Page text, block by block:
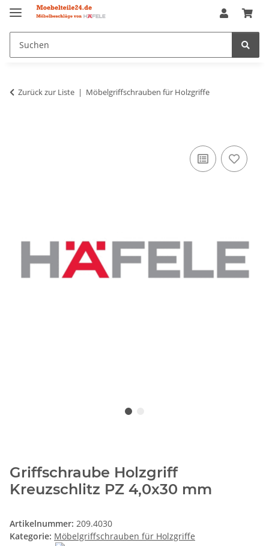
Zurück zur Liste Möbelgriffschrauben für Holzgriffe
Griffschraube Holzgriff
Kreuzschlitz PZ 4,0x30 mm
Artikelnummer: 209.4030
Kategorie: Möbelgriffschrauben für Holzgriffe